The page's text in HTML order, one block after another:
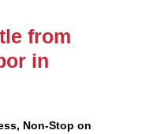
from
in
, Non-Stop on